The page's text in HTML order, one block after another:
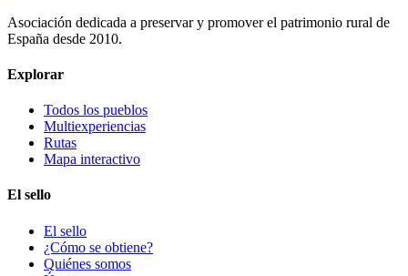
Asociación dedicada a preservar y promover el patrimonio rural de
España desde 2010.
Explorar
Todos los pueblos
Multiexperiencias
Rutas
Mapa interactivo
El sello
El sello
¿Cómo se obtiene?
Quiénes somos